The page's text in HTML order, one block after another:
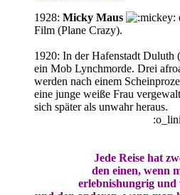
1928: Micky Maus
Film (Plane Crazy).
1920: In der Hafenstadt Duluth
ein Mob Lynchmorde. Drei
werden nach einem
eine junge weiße Frau
sich später als unwahr heraus.
Jede Reise hat
den einen, wenn
erlebnishungrig